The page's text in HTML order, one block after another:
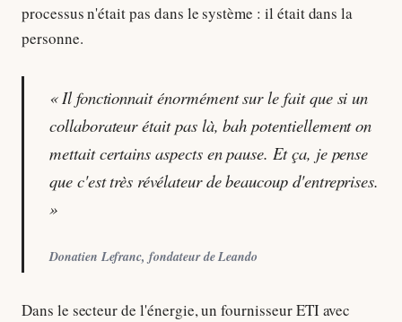
processus n'était pas dans le système : il était dans la
personne.
« Il fonctionnait énormément sur le fait que si un
collaborateur était pas là, bah potentiellement on
mettait certains aspects en pause. Et ça, je pense
que c'est très révélateur de beaucoup d'entreprises.
»
Donatien Lefranc, fondateur de Leando
Dans le secteur de l'énergie, un fournisseur ETI avec